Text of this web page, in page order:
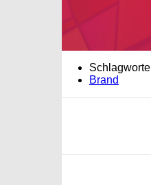
Schlagworte
Brand